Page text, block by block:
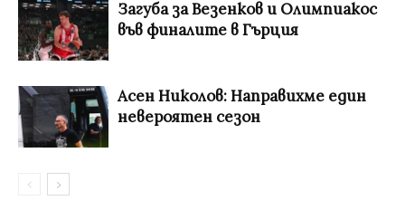
Загуба за Везенков и Олимпиакос
във финалите в Гърция
Асен Николов: Направихме един
невероятен сезон